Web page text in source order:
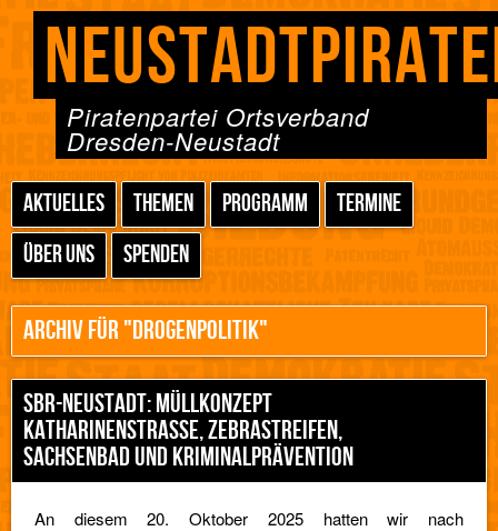
Piratenpartei Ortsverband
Dresden-Neustadt
AKTUELLES THEMEN PROGRAMM
TERMINE
ÜBER UNS
SPENDEN
ARCHIV FÜR "DROGENPOLITIK"
SBR-NEUSTADT: MÜLLKONZEPT
KATHARINENSTRASSE, ZEBRASTREIFEN, S
ACHSENBAD UND KRIMINALPRÄVENTION
An diesem 20. Oktober 2025 hatten wir nach